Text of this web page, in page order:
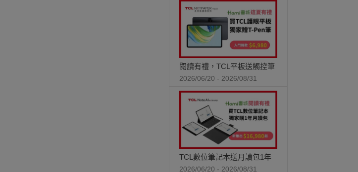
閱讀有禮，TCL平板送觸控筆
2026/06/20 - 2026/08/31
TCL數位筆記本送月讀包1年
2026/06/20 - 2026/08/31